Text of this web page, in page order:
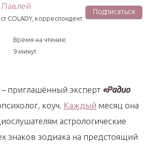
COLADY, корреспондент
Подписаться
Время на чтение:
9 минут
– приглашённый эксперт «Радио
коуч. Каждый месяц она
астрологические
знаков зодиака на предстоящий